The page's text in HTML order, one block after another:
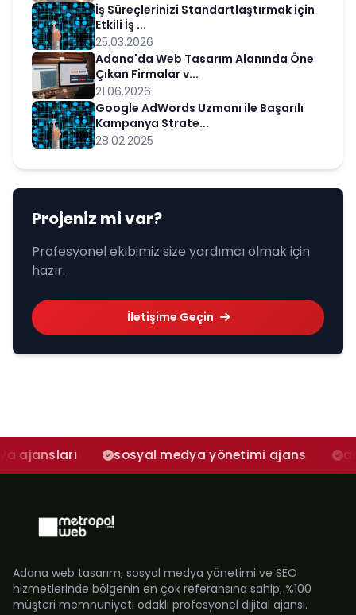
İş Süreçlerinizi Standartlaştırmak için
Etkili İş ...
25.03.2026
Adana'da Web Tasarım Alanında Öne
Çıkan Firmalar v...
21.06.2026
Google AdWords Uzmanı ile Başarılı
Kampanya Strate...
28.02.2025
Projeniz mi var?
Profesyonel ekibimiz size yardımcı olmak için
hazır.
İletişime Geçin
sosyal medya yönetimi ajans adana
Adana web tasarım, sosyal medya yönetimi ve SEO
hizmetlerinde bölgenin en çok referansına sahip, %100
müşteri memnuniyeti odaklı profesyonel dijital ajansı.